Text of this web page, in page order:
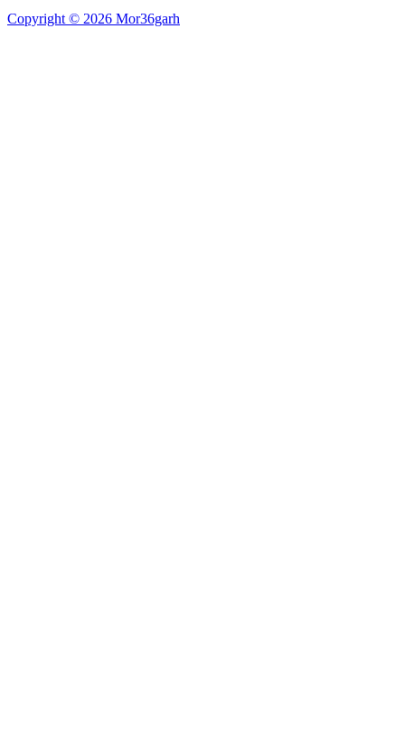
Copyright © 2026 Mor36garh